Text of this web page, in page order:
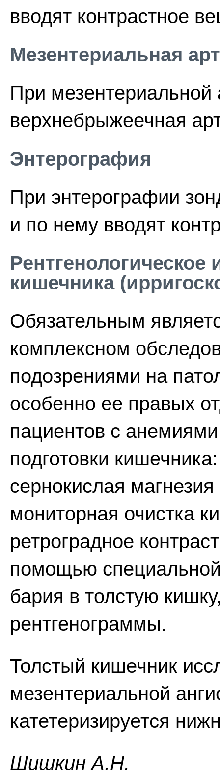
вводят контрастное
Мезентериальная
При мезентериальной
верхнебрыжеечная
Энтерография
При энтерографии
и по нему вводят
Рентгенологическое
кишечника
Обязательным
комплексном
подозрениями на
особенно ее правых
пациентов с
подготовки
сернокислая
мониторная очистка
ретроградное
помощью
бария в толстую
рентгенограммы.
Толстый кишечник
мезентериальной
катетеризируется
Шишкин A.Н.